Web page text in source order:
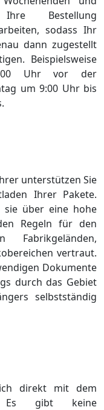
unterstützen Sie
Ihrer Pakete.
sie über eine hohe
Regeln für den
vertraut.
Dokumente
durch das Gebiet
selbstständig
direkt mit dem
Es gibt keine
Bestellung
sodass Ihr
dann zugestellt
Beispielsweise
Uhr vor der
um 9:00 Uhr bis